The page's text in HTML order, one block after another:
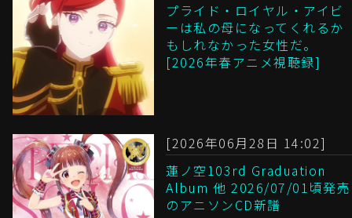
プライド・ロイヤル・アイビ
ーは私の母になってくれるか
もしれなかった女性だ。
[2026年春アニメ視聴録]
[2026年06月28日 14:02]
蓮ノ空103rd Graduation
Album 他 2026/07/01頃発売
のアニソンCD新譜